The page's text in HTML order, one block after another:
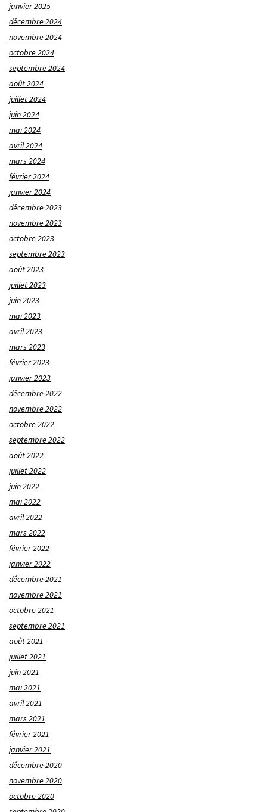
janvier 2025
décembre 2024
novembre 2024
octobre 2024
septembre 2024
août 2024
juillet 2024
juin 2024
mai 2024
avril 2024
mars 2024
février 2024
janvier 2024
décembre 2023
novembre 2023
octobre 2023
septembre 2023
août 2023
juillet 2023
juin 2023
mai 2023
avril 2023
mars 2023
février 2023
janvier 2023
décembre 2022
novembre 2022
octobre 2022
septembre 2022
août 2022
juillet 2022
juin 2022
mai 2022
avril 2022
mars 2022
février 2022
janvier 2022
décembre 2021
novembre 2021
octobre 2021
septembre 2021
août 2021
juillet 2021
juin 2021
mai 2021
avril 2021
mars 2021
février 2021
janvier 2021
décembre 2020
novembre 2020
octobre 2020